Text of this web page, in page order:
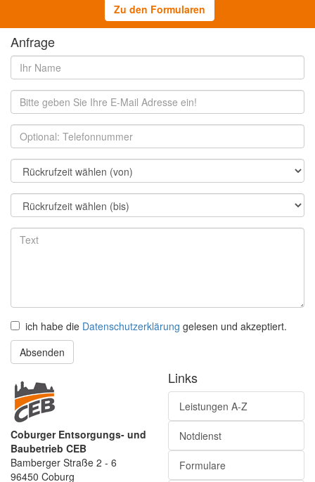
Zu den Formularen
Anfrage
ich habe die Datenschutzerklärung gelesen und akzeptiert.
Absenden
Coburger Entsorgungs- und
Baubetrieb CEB
Bamberger Straße 2 - 6
96450 Coburg
Links
Leistungen A-Z
Notdienst
Formulare